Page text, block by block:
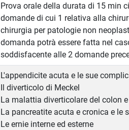
Prova orale della durata di 15 min
domande di cui 1 relativa alla
chirurgia per patologie non
domanda potrà essere fatta nel
soddisfacente alle 2 domande
L'appendicite acuta e le sue
Il diverticolo di Meckel
La malattia diverticolare del colon
La pancreatite acuta e cronica e le
Le ernie interne ed esterne